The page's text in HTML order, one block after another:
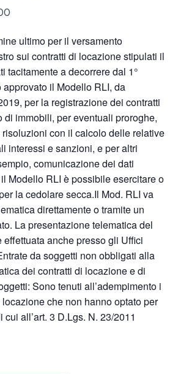
ultimo per il versamento
sui contratti di locazione stipulati il
tacitamente a decorrere dal 1°
il Modello RLI, da
per la registrazione dei contratti
di immobili, per eventuali proroghe,
con il calcolo delle relative
interessi e sanzioni, e per altri
comunicazione dei dati
Modello RLI è possibile esercitare o
la cedolare secca.Il Mod. RLI va
direttamente o tramite un
La presentazione telematica del
anche presso gli Uffici
da soggetti non obbligati alla
dei contratti di locazione e di
Sono tenuti all’adempimento i
che non hanno optato per
all’art. 3 D.Lgs. N. 23/2011